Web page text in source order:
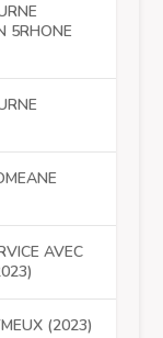
5RHONE
AVEC
(2023)